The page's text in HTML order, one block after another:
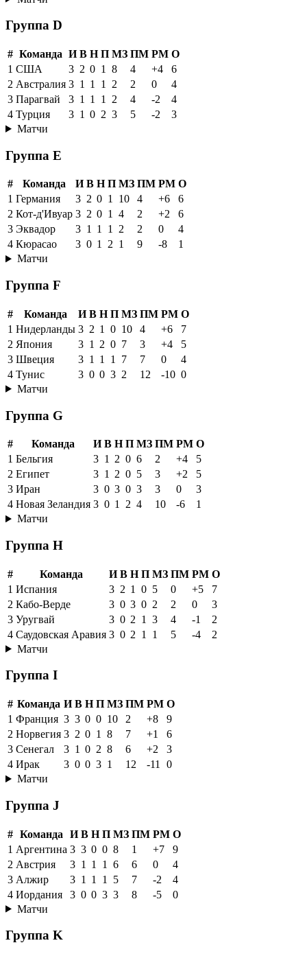
Группа D
# Команда И В Н П МЗ ПМ РМ О
1 США 3 2 0 1 8 4 +4
6
2 Австралия 3 1 1 1 2 2 0
4
3 Парагвай 3 1 1 1 2 4 -2
4
4 Турция 3 1 0 2 3 5 -2
3
Матчи
Группа E
# Команда И В Н П МЗ ПМ РМ О
1 Германия 3 2 0 1 10 4 +6
6
2 Кот-д'Ивуар 3 2 0 1 4 2 +2
6
3 Эквадор 3 1 1 1 2 2 0
4
4 Кюрасао 3 0 1 2 1 9 -8
1
Матчи
Группа F
# Команда И В Н П МЗ ПМ РМ О
1 Нидерланды 3 2 1 0 10 4 +6
7
2 Япония 3 1 2 0 7 3 +4
5
3 Швеция 3 1 1 1 7 7 0
4
4 Тунис 3 0 0 3 2 12 -10 0
Матчи
Группа G
# Команда И В Н П МЗ ПМ РМ О
1 Бельгия 3 1 2 0 6 2 +4
5
2 Египет 3 1 2 0 5 3 +2
5
3 Иран 3 0 3 0 3 3 0
3
4 Новая Зеландия 3 0 1 2 4 10 -6
1
Матчи
Группа H
# Команда И В Н П МЗ ПМ РМ О
1 Испания 3 2 1 0 5 0 +5
7
2 Кабо-Верде 3 0 3 0 2 2 0
3
3 Уругвай 3 0 2 1 3 4 -1
2
4 Саудовская Аравия 3 0 2 1 1 5 -4
2
Матчи
Группа I
# Команда И В Н П МЗ ПМ РМ О
1 Франция 3 3 0 0 10 2 +8
9
2 Норвегия 3 2 0 1 8 7 +1
6
3 Сенегал 3 1 0 2 8 6 +2
3
4 Ирак 3 0 0 3 1 12 -11
0
Матчи
Группа J
# Команда И В Н П МЗ ПМ РМ О
1 Аргентина 3 3 0 0 8 1 +7
9
2 Австрия 3 1 1 1 6 6 0
4
3 Алжир 3 1 1 1 5 7 -2
4
4 Иордания 3 0 0 3 3 8 -5
0
Матчи
Группа K